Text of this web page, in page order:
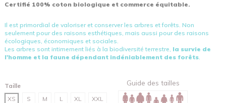
Certifié 100% coton biologique et commerce équitable.
Il est primordial de valoriser et conserver les arbres et forêts. Non
seulement pour des raisons esthétiques, mais aussi pour des raisons
écologiques, économiques et sociales.
Les arbres sont intimement liés à la biodiversité terrestre, la survie de
l'homme et la faune dépendant indéniablement des forêts.
Taille
XS
S M L XL XXL
Guide des tailles